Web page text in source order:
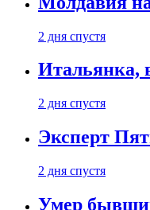
2 дня спустя
Итальянка,
2 дня спустя
Эксперт
2 дня спустя
Умер